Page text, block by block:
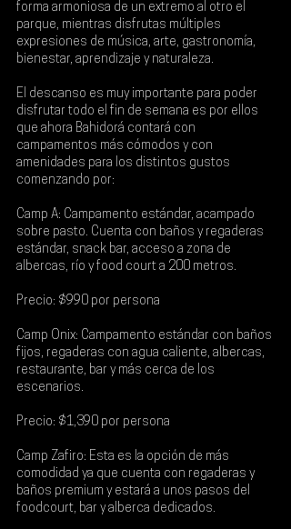
forma armoniosa de un extremo al otro el
parque, mientras disfrutas múltiples
expresiones de música, arte, gastronomía,
bienestar, aprendizaje y naturaleza.
El descanso es muy importante para poder
disfrutar todo el fin de semana es por ellos
que ahora Bahidorá contará con
campamentos más cómodos y con
amenidades para los distintos gustos
comenzando por:
Camp A: Campamento estándar, acampado
sobre pasto. Cuenta con baños y regaderas
estándar, snack bar, acceso a zona de
albercas, río y food court a 200 metros.
Precio: $990 por persona
Camp Onix: Campamento estándar con baños
fijos, regaderas con agua caliente, albercas,
restaurante, bar y más cerca de los
escenarios.
Precio: $1,390 por persona
Camp Zafiro: Esta es la opción de más
comodidad ya que cuenta con regaderas y
baños premium y estará a unos pasos del
foodcourt, bar y alberca dedicados.